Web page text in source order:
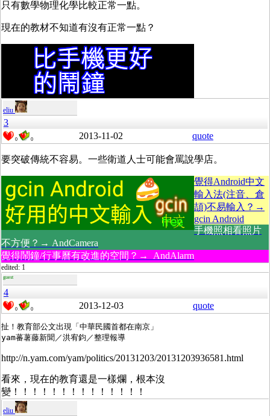
只有數學物理化學比較正常一點。
現在的教材不知道有沒有正常一點？
eliu
3
0 0 2013-11-02 quote
要突破傳統不容易。一些衛道人士可能會罵說學店。
覺得Android中文
輸入法(注音、倉
頡)不易輸入？→
gcin Android
手機照相看照片
不方便？→ AndCamera
覺得鬧鐘/行事曆有改進的空間？→ AndAlarm
edited: 1
guest
4
0 0 2013-12-03 quote
扯！教育部公文出現「中華民國首都在南京」
yam蕃薯藤新聞／洪宥鈞／整理報導
http://n.yam.com/yam/politics/20131203/20131203936581.html
看來，現在的教育還是一樣爛，根本沒
變！！！！！！！！！！！！！！
eliu